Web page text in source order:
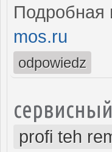
Подробная
mos.ru
odpowiedz
profi teh